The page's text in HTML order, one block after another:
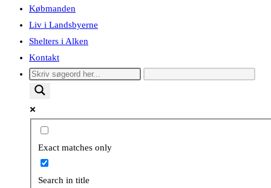
Købmanden
Liv i Landsbyerne
Shelters i Alken
Kontakt
Exact matches only
Search in title